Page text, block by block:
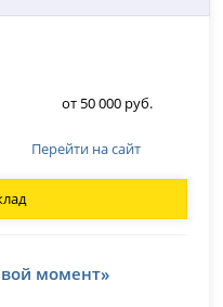
от 50 000 руб.
Перейти на сайт
момент»